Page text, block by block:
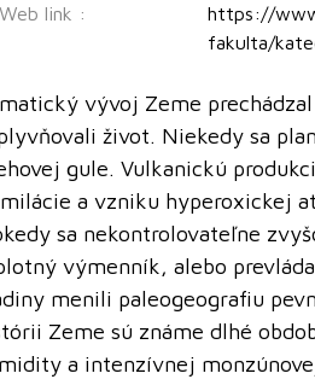
Web link :
https://
fakulta/
vývoj Zeme
život. Niekedy sa
gule. Vulkanickú
a vzniku hyperoxickej
sa nekontrolovateľne
výmenník, alebo
menili paleogeografiu
Zeme sú známe dlhé
a intenzívnej